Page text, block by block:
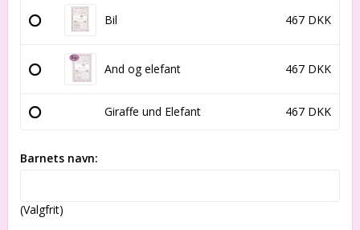
Bil 467 DKK
And og elefant 467 DKK
Giraffe und Elefant 467 DKK
Barnets navn:
(Valgfrit)